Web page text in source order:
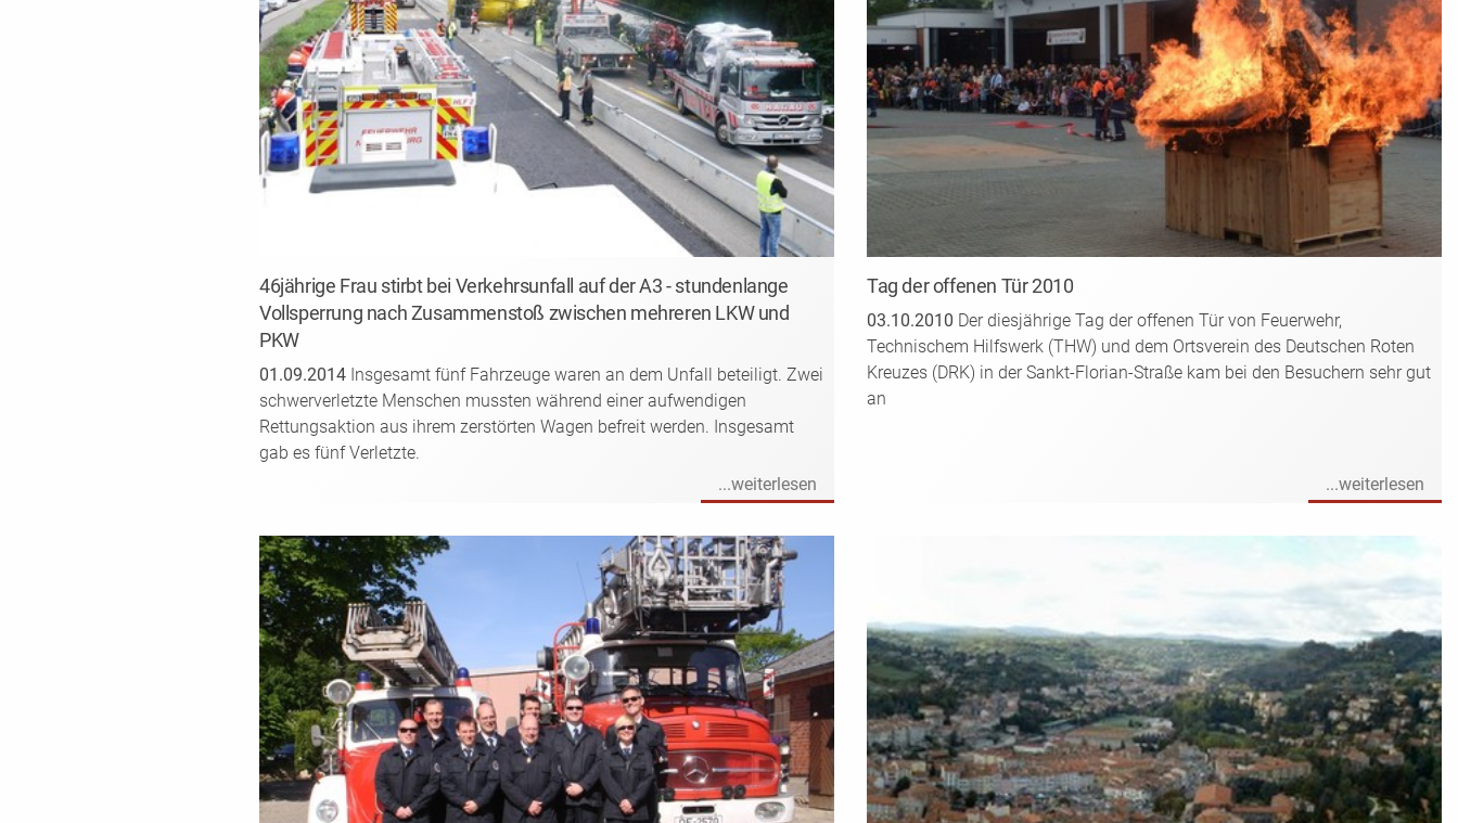
46jährige Frau stirbt bei Verkehrsunfall auf der A3 - stundenlange
Vollsperrung nach Zusammenstoß zwischen mehreren LKW und
PKW
01.09.2014 Insgesamt fünf Fahrzeuge waren an dem Unfall beteiligt. Zwei
schwerverletzte Menschen mussten während einer aufwendigen
Rettungsaktion aus ihrem zerstörten Wagen befreit werden. Insgesamt
gab es fünf Verletzte.
...weiterlesen
Tag der offenen Tür 2010
03.10.2010 Der diesjährige Tag der offenen Tür von Feuerwehr,
Technischem Hilfswerk (THW) und dem Ortsverein des Deutschen Roten
Kreuzes (DRK) in der Sankt-Florian-Straße kam bei den Besuchern sehr gut
an
...weiterlesen